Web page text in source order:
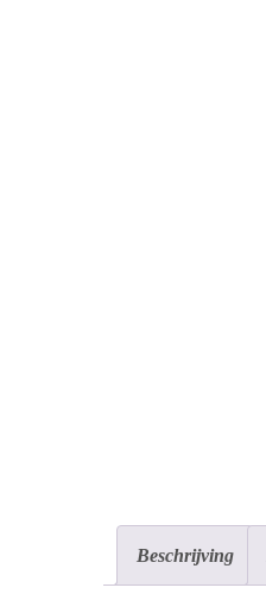
Beschrijving